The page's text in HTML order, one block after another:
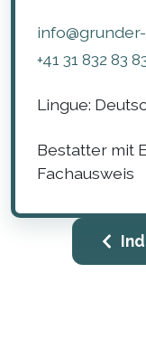
+41 31 832 83
Lingue:
Bestatter mit
Fachausweis